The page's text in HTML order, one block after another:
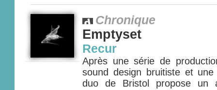
Chronique
Emptyset
Recur
Après une série de
sound design bruitiste et
duo de Bristol propose un